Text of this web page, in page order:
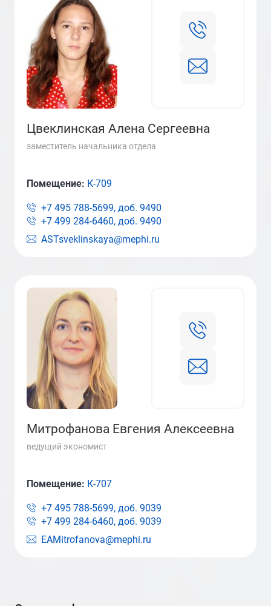
Цвеклинская Алена Сергеевна
заместитель начальника отдела
ASTsveklinskaya@mephi.ru
Помещение: К-709
+7 495 788-5699, доб. 9490
+7 499 284-6460, доб. 9490
Митрофанова Евгения Алексеевна
ведущий экономист
EAMitrofanova@mephi.ru
Помещение: К-707
+7 495 788-5699, доб. 9039
+7 499 284-6460, доб. 9039